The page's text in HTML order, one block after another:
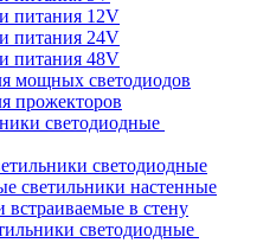
питания 12V
питания 24V
питания 48V
мощных светодиодов
прожекторов
светодиодные
светодиодные
светильники настенные
встраиваемые в стену
светодиодные